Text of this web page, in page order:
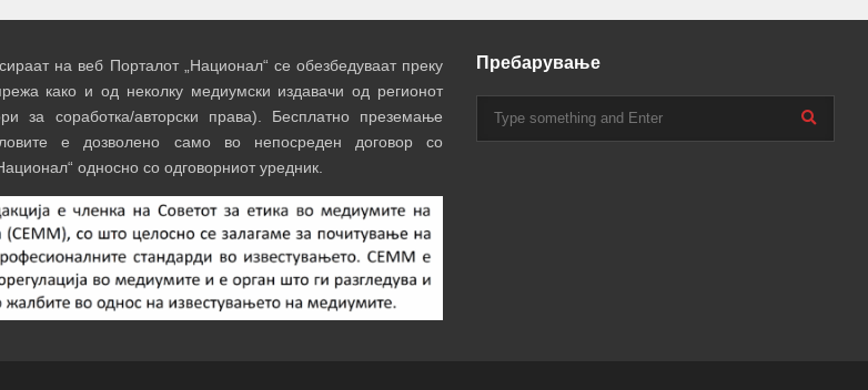
на веб Порталот „Национал“ се обезбедуваат преку
како и од неколку медиумски издавачи од регионот
за соработка/авторски права). Бесплатно преземање
е дозволено само во непосреден договор со
односно со одговорниот уредник.
Пребарување